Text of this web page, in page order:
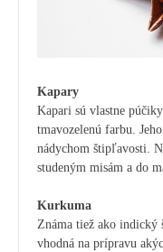
Kapary
Kapari sú vlastne
tmavozelenú farbu.
nádychom štipľavosti.
studeným misám a do
Kurkuma
Známa tiež ako indický
vhodná na prípravu